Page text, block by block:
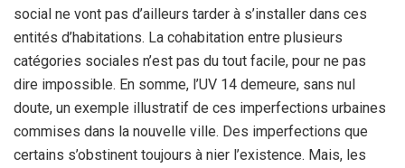
social ne vont pas d’ailleurs tarder à s’installer dans ces
entités d’habitations. La cohabitation entre plusieurs
catégories sociales n’est pas du tout facile, pour ne pas
dire impossible. En somme, l’UV 14 demeure, sans nul
doute, un exemple illustratif de ces imperfections urbaines
commises dans la nouvelle ville. Des imperfections que
certains s’obstinent toujours à nier l’existence. Mais, les